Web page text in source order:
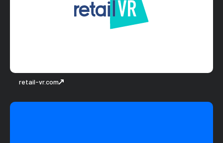
retail-vr.com